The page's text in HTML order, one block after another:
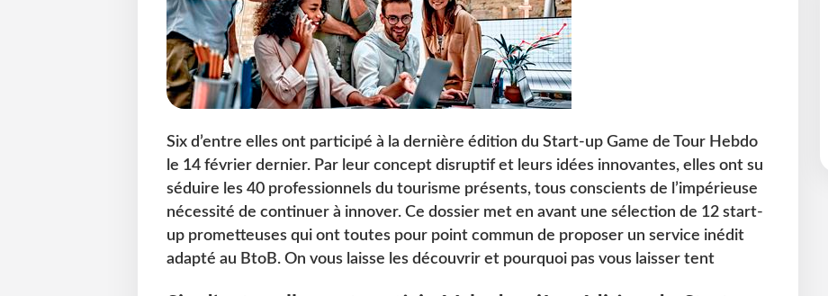
Six d’entre elles ont participé à la dernière édition du Start-up Game de Tour Hebdo
le 14 février dernier. Par leur concept disruptif et leurs idées innovantes, elles ont su
séduire les 40 professionnels du tourisme présents, tous conscients de l’impérieuse
nécessité de continuer à innover. Ce dossier met en avant une sélection de 12 start-
up prometteuses qui ont toutes pour point commun de proposer un service inédit
adapté au BtoB. On vous laisse les découvrir et pourquoi pas vous laisser tent